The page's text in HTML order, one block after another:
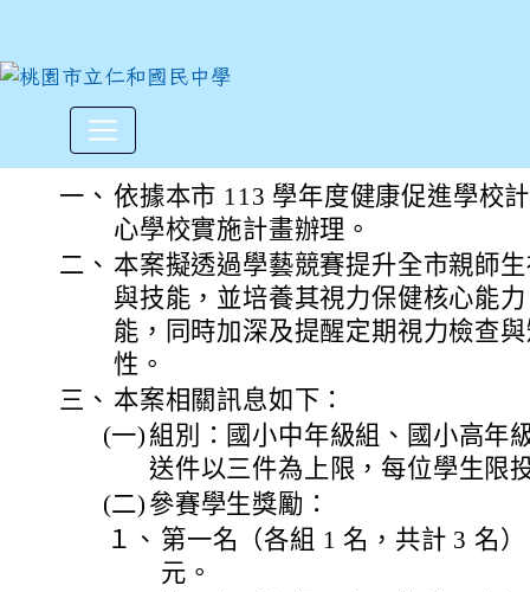
本市大有國小承辦「113學年
一、 依據本市 113 學年度健康促進學校
心學校實施計畫辦理。
二、 本案擬透過學藝競賽提升全市親師
與技能，並培養其視力保健核心能
能，同時加深及提醒定期視力檢查
性。
三、 本案相關訊息如下：
(一) 組別：國小中年級組、國小高年
送件以三件為上限，每位學生限
(二) 參賽學生獎勵：
１、 第一名（各組 1 名，共計 3 名
元。